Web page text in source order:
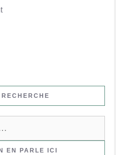
RECHERCHE
EN PARLE ICI